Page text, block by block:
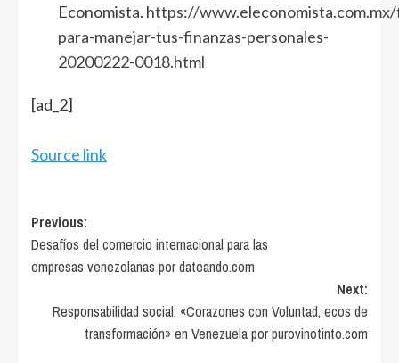
Economista. https://
para-manejar-tus-finanzas-personales-
20200222-0018.html
[ad_2]
Source link
Post
navigation
Previous:
Desafíos del comercio internacional para las
empresas venezolanas por dateando.com
Next:
Responsabilidad social: «Corazones con Voluntad, ecos de
transformación» en Venezuela por purovinotinto.com